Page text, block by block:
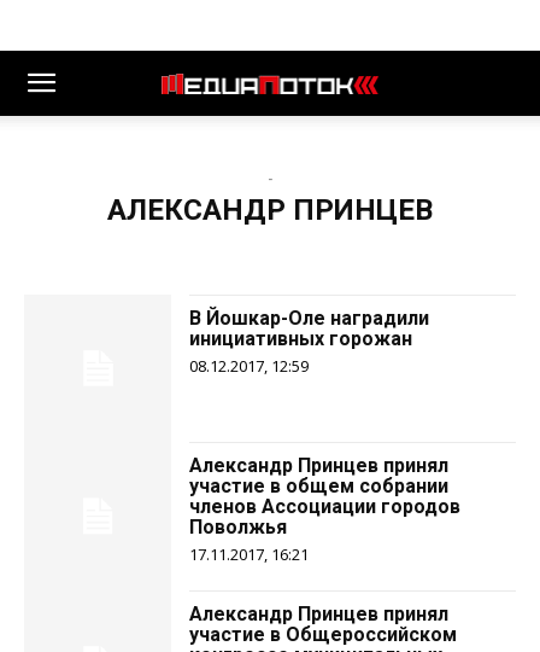
-
АЛЕКСАНДР ПРИНЦЕВ
В Йошкар-Оле наградили
инициативных горожан
08.12.2017, 12:59
Александр Принцев принял
участие в общем собрании
членов Ассоциации городов
Поволжья
17.11.2017, 16:21
Александр Принцев принял
участие в Общероссийском